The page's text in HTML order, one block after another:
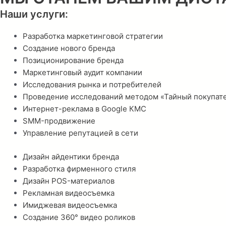
Наши услуги:
Разработка маркетинговой стратегии
Создание нового бренда
Позиционирование бренда
Маркетинговый аудит компании
Исследования рынка и потребителей
Проведение исследований методом «Тайный
Интернет-реклама в Google КМС
SMM-продвижение
Управление репутацией в сети
Дизайн айдентики бренда
Разработка фирменного стиля
Дизайн POS-материалов
Рекламная видеосъемка
Имиджевая видеосъемка
Создание 360° видео роликов